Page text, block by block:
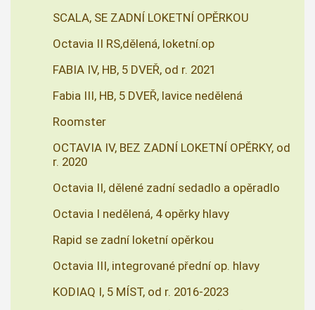
SCALA, SE ZADNÍ LOKETNÍ OPĚRKOU
Octavia II RS,dělená, loketní.op
FABIA IV, HB, 5 DVEŘ, od r. 2021
Fabia III, HB, 5 DVEŘ, lavice nedělená
Roomster
OCTAVIA IV, BEZ ZADNÍ LOKETNÍ OPĚRKY, od
r. 2020
Octavia II, dělené zadní sedadlo a opěradlo
Octavia I nedělená, 4 opěrky hlavy
Rapid se zadní loketní opěrkou
Octavia III, integrované přední op. hlavy
KODIAQ I, 5 MÍST, od r. 2016-2023